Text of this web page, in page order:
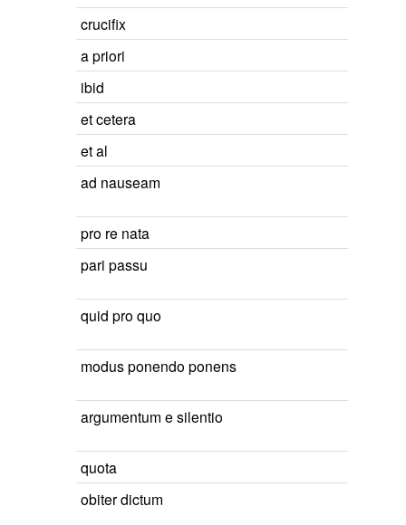
crucifix
a priori
ibid
et cetera
et al
ad nauseam
pro re nata
pari passu
quid pro quo
modus ponendo ponens
argumentum e silentio
quota
obiter dictum